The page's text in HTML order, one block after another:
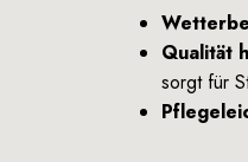
Qualität
sorgt für